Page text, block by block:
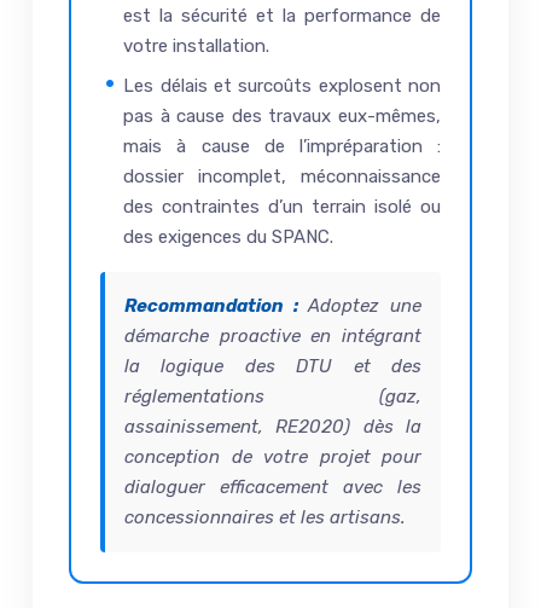
est la sécurité et la performance de
votre installation.
Les délais et surcoûts explosent non
pas à cause des travaux eux-mêmes,
mais à cause de l’impréparation :
dossier incomplet, méconnaissance
des contraintes d’un terrain isolé ou
des exigences du SPANC.
Recommandation :Adoptez une
démarche proactive en intégrant
la logique des DTU et des
réglementations (gaz,
assainissement, RE2020) dès la
conception de votre projet pour
dialoguer efficacement avec les
concessionnaires et les artisans.